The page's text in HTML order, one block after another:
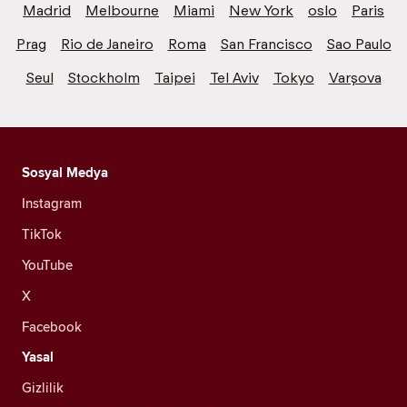
Madrid
Melbourne Miami New York oslo
Paris
Prag
Rio de Janeiro Roma San Francisco
Sao Paulo
Seul
Stockholm Taipei Tel Aviv Tokyo Varşova
Sosyal Medya
Instagram
TikTok
YouTube
X
Facebook
Yasal
Gizlilik